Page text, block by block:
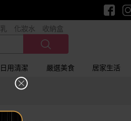
算化妝水 收納盒
日用清潔 嚴選美食 居家生活